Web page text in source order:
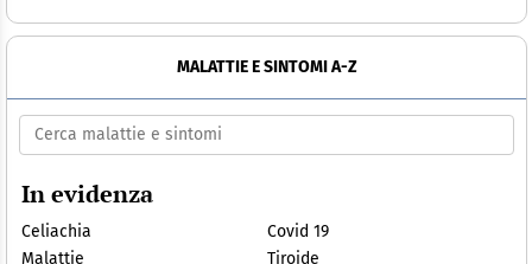
MALATTIE E SINTOMI A-Z
In evidenza
Celiachia
Covid 19
Malattie
Tiroide